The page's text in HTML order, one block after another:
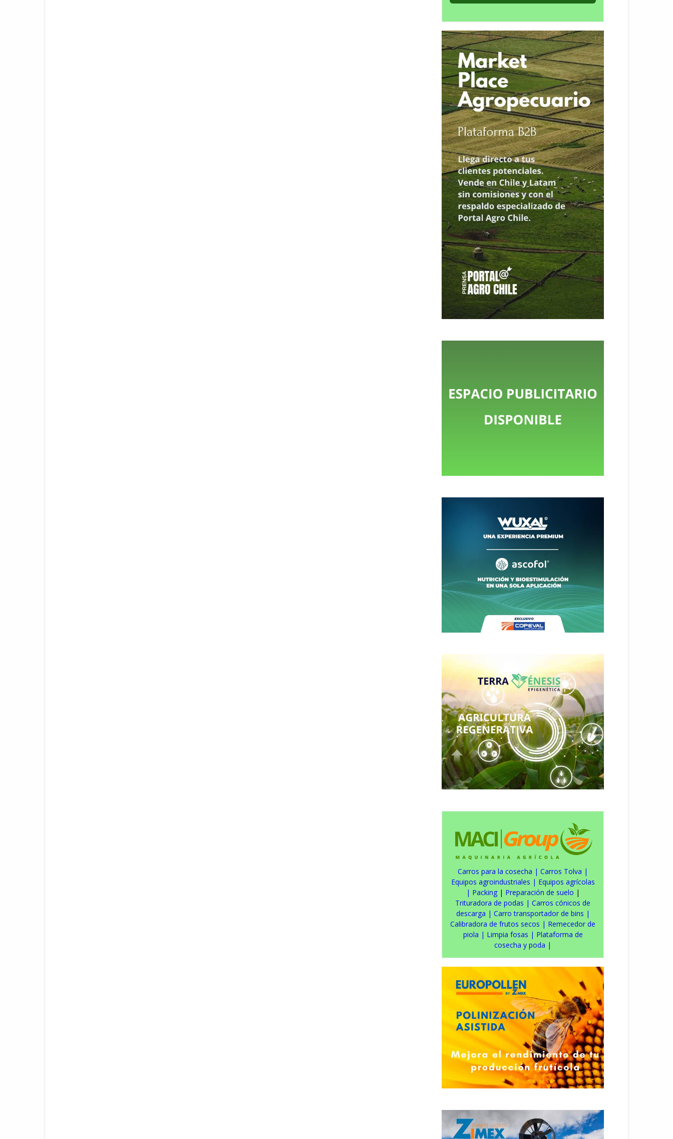
Carros para la cosecha | Carros Tolva |
Equipos agroindustriales | Equipos agrícolas
| Packing| Preparación de suelo |
Trituradora de podas | Carros cónicos de
descarga | Carro transportador de bins |
Calibradora de frutos secos | Remecedor de
piola | Limpia fosas | Plataforma de
cosecha y poda |